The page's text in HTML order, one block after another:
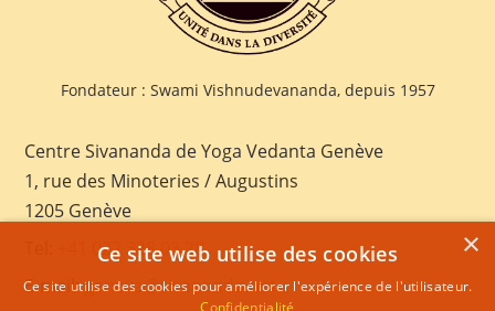
Fondateur : Swami Vishnudevananda, depuis 1957
Centre Sivananda de Yoga Vedanta Genève
1, rue des Minoteries / Augustins
1205 Genève
+41 022 328 03 28
E-mail:geneva@sivananda.net
×
Ce site web utilise des cookies
Ce site utilise des cookies pour améliorer l'expérience de l'utilisateur.
Confidentialité